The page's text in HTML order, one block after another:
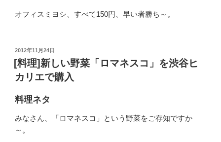
オフィスミヨシ、すべて150円、早い者勝ち～。
投
稿
日:
2012年11月24日
[料理]新しい野菜「ロマネスコ」を渋谷ヒ
カリエで購入
料理ネタ
みなさん、「ロマネスコ」という野菜をご存知ですか
～。